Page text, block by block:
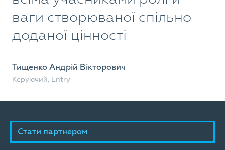
ваги створюваної спільно
доданої цінності
Тищенко Андрій Вікторович
Керуючий, Entry
Стати партнером